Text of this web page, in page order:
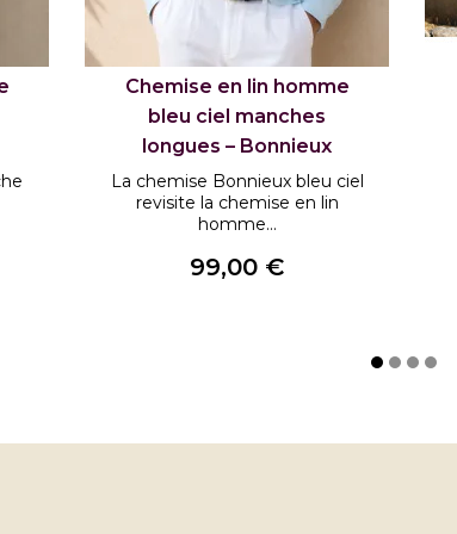
Chemise en lin homme
bleu ciel manches
longues – Bonnieux
La chemise Bonnieux bleu ciel
revisite la chemise en lin
homme...
99,00 €